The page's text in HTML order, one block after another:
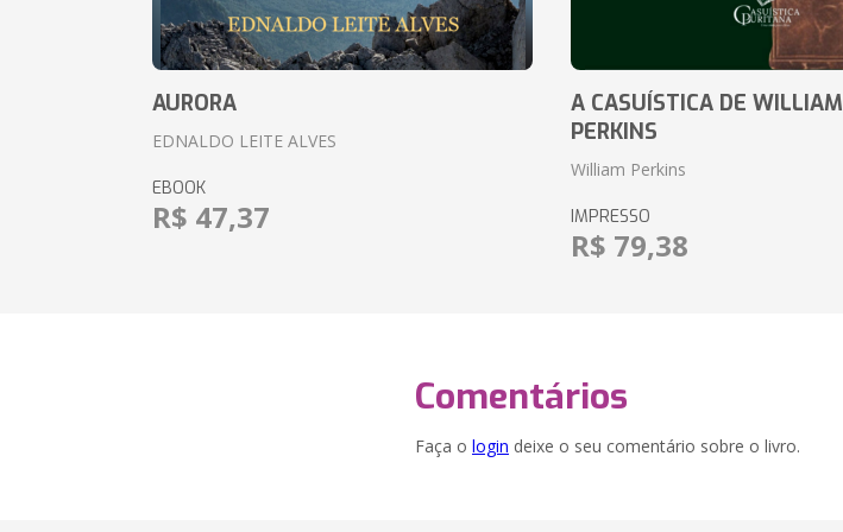
AURORA
EDNALDO LEITE ALVES
EBOOK
R$ 47,37
A CASUÍSTICA DE WILLIAM
PERKINS
William Perkins
IMPRESSO
R$ 79,38
Comentários
Faça o login deixe o seu comentário sobre o livro.